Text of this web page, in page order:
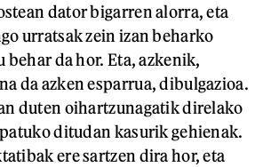
dator bigarren alorra, eta
urratsak zein izan beharko
behar da hor. Eta, azkenik,
da azken esparrua, dibulgazioa.
duten oihartzunagatik direlako
ditudan kasurik gehienak.
ere sartzen dira hor, eta